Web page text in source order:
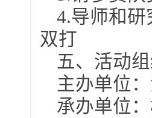
4.导师和
双打
五、活动
主办单位
承办单位